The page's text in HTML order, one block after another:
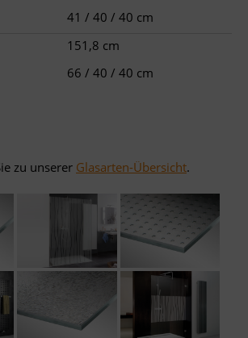
41 / 40 / 40 cm
151,8 cm
66 / 40 / 40 cm
zu unserer Glasarten-Übersicht.